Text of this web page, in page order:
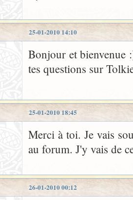
25-01-2010 14:10
Bonjour et bienvenue
tes questions sur
25-01-2010 18:45
Merci à toi. Je vais
au forum. J'y vais de
26-01-2010 00:12